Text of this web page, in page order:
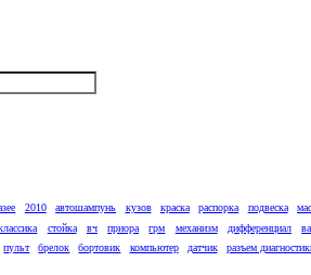
2010 автошампунь кузов краска распорка подвеска
стойка вч приора грм механизм дифференциал
пульт брелок бортовик компьютер датчик разъем